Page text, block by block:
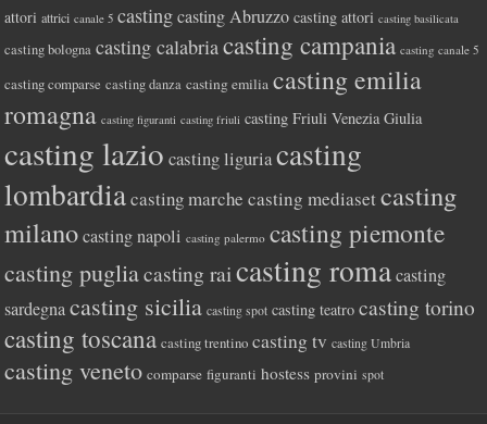
attori attrici canale 5 casting casting Abruzzo casting attori casting basilicata
casting bologna casting calabriacasting campania casting canale 5
casting comparse casting danza casting emilia casting emilia
romagna casting figuranti casting friuli casting Friuli Venezia Giulia
casting lazio casting liguriacasting
lombardiacasting marche casting mediasetcasting
milano casting napoli casting palermo casting piemonte
casting pugliacasting rai casting roma casting
sardegna casting sicilia casting spot casting teatro casting torino
casting toscana casting trentino casting tv casting Umbria
casting veneto comparse figuranti hostess provini spot